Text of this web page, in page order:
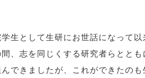
生として生研にお世話になって以
、志を同じくする研究者らととも
できましたが、これができたのも